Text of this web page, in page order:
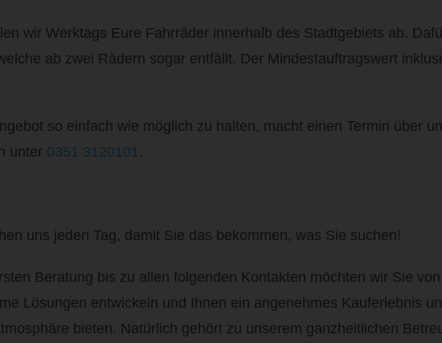
wir Werktags Eure Fahrräder innerhalb des Stadtgebiets ab.
ab zwei Rädern sogar entfällt. Der Mindestauftragswert
so einfach wie möglich zu halten, macht einen Termin über
unter 0351 3120101.
uns jeden Tag, damit Sie das bekommen, was Sie suchen!
Beratung bis zu allen folgenden Kontakten möchten wir Sie
Lösungen entwickeln und Ihnen ein angenehmes Kauferlebnis
bieten. Natürlich gehört zu unserem ganzheitlichen